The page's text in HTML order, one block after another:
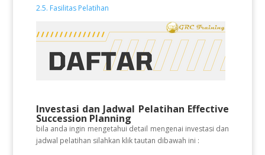
2.5. Fasilitas Pelatihan
Investasi dan Jadwal Pelatihan Effective
Succession Planning
bila anda ingin mengetahui detail mengenai investasi dan
jadwal pelatihan silahkan klik tautan dibawah ini :